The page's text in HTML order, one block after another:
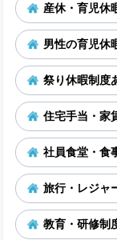
産休・育児休
男性の育児休
祭り休暇制度
住宅手当・家
社員食堂・食
旅行・レジャ
教育・研修制